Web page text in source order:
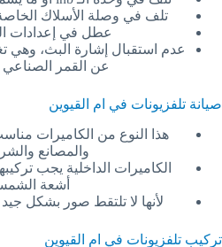
تلف في وصلة الأسلاك
عطل في إعدادات
عدم استقبال إشارة البث، وهي
عن القمر
صيانة تلفزيونات في ام القيوين
هذا النوع من الكاميرات
والمصانع
الكاميرات الداخلية يجب
أشعة
لأنها لا تلتقط صور بشكل
تركيب تلفزيونات في ام القيوين